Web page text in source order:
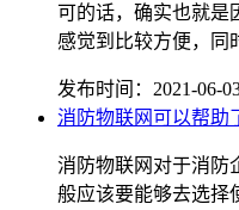
可的话，确实也就是
感觉到比较方便，同
发布时间：2021-06-
消防物联网可以帮助
消防物联网对于消防
般应该要能够去选择